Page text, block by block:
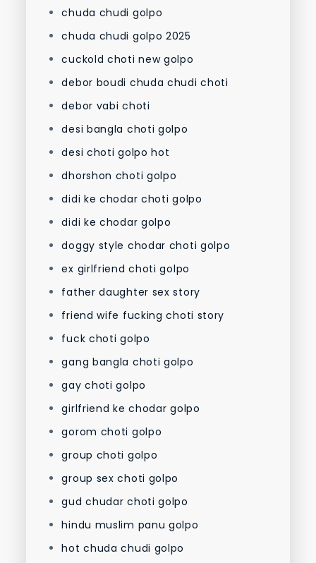
chuda chudi golpo
chuda chudi golpo 2025
cuckold choti new golpo
debor boudi chuda chudi choti
debor vabi choti
desi bangla choti golpo
desi choti golpo hot
dhorshon choti golpo
didi ke chodar choti golpo
didi ke chodar golpo
doggy style chodar choti golpo
ex girlfriend choti golpo
father daughter sex story
friend wife fucking choti story
fuck choti golpo
gang bangla choti golpo
gay choti golpo
girlfriend ke chodar golpo
gorom choti golpo
group choti golpo
group sex choti golpo
gud chudar choti golpo
hindu muslim panu golpo
hot chuda chudi golpo